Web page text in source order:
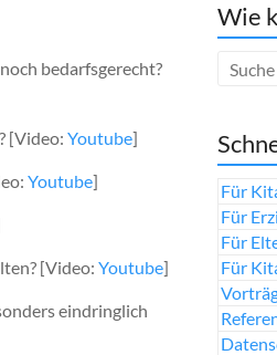
bedarfsgerecht?
[Video: Youtube]
Youtube]
[Video: Youtube]
eindringlich
Wie
Für
Für
Für
Für